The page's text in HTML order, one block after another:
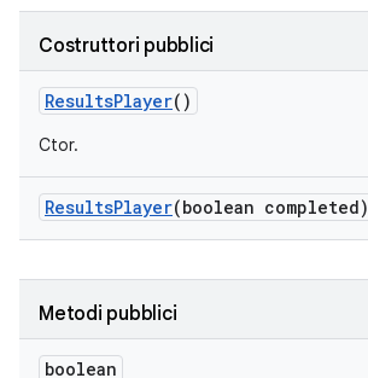
Costruttori pubblici
ResultsPlayer()
Ctor.
ResultsPlayer(boolean completed)
Metodi pubblici
boolean